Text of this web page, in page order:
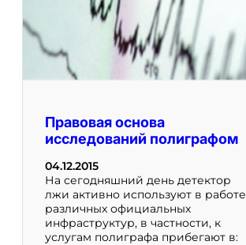
Правовая основа
исследований полиграфом
04.12.2015
На сегодняшний день детектор
лжи активно используют в работе
различных официальных
инфраструктур, в частности, к
услугам полиграфа прибегают в: